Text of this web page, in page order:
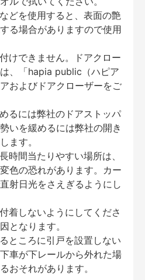
どを使用すると、表面の艶
る場合がありますので使用
けできません。ドアクロー
、「hapia public（ハピア
およびドアクローザーをご
るには弊社のドアストッパ
いを緩めるには弊社の開き
ます。
時間当たりやすい場所は、
色の恐れがあります。カー
射日光をさえぎるようにし
着しないようにしてくださ
となります。
ところに引戸を設置しない
車が下レールから外れた場
おそれがあります。